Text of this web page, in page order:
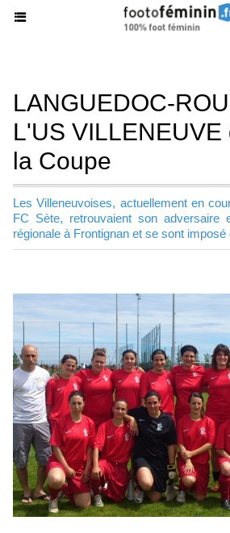
LANGUEDOC-
L'US VILLENEUVE
la Coupe
Les Villeneuvoises, actuellement en
FC Sète, retrouvaient son adversaire
régionale à Frontignan et se sont imposé